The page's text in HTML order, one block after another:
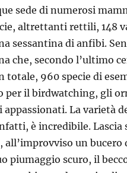
sede di numerosi
altrettanti rettili, 148
sessantina di anfibi.
che, secondo l’ultimo
totale, 960 specie di
per il birdwatching, gli
appassionati. La varietà
è incredibile. Lascia
all’improvviso un bucero
piumaggio scuro, il